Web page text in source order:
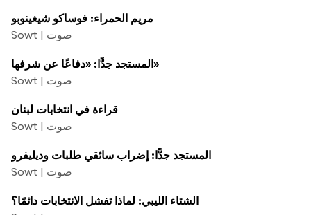
مريم الحمراء: فوساكو شيغينوبو
Sowt | صوت
المستجد جدًّا: «دفاعًا عن شرفها»
Sowt | صوت
قراءة في انتخابات لبنان
Sowt | صوت
المستجد جدًّا: إضراب سائقي طلبات وديليفرو
Sowt | صوت
الشتاء الليبي: لماذا تفشل الانتخابات دائمًا؟